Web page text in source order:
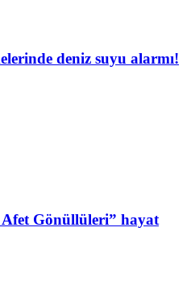
deniz suyu alarmı!
Afet Gönüllüleri” hayat